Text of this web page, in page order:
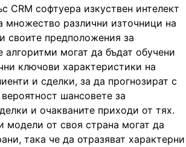
CRM софтуера изкуствен интелект
множество различни източници на
своите предположения за
могат да бъдат обучени
ключови характеристики на
и сделки, за да прогнозират с
шансовете за
и очакваните приходи от тях.
модели от своя страна могат да
така че да отразяват характерни